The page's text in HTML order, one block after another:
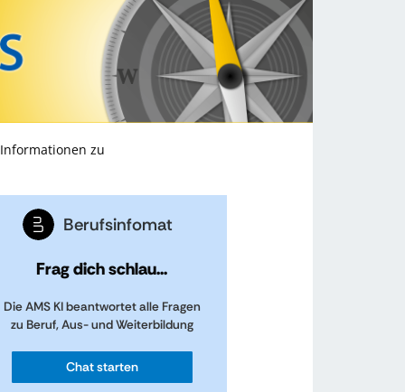
zu
Berufsinfomat
Frag dich schlau...
Die AMS KI beantwortet alle Fragen
zu Beruf, Aus- und Weiterbildung
Chat starten